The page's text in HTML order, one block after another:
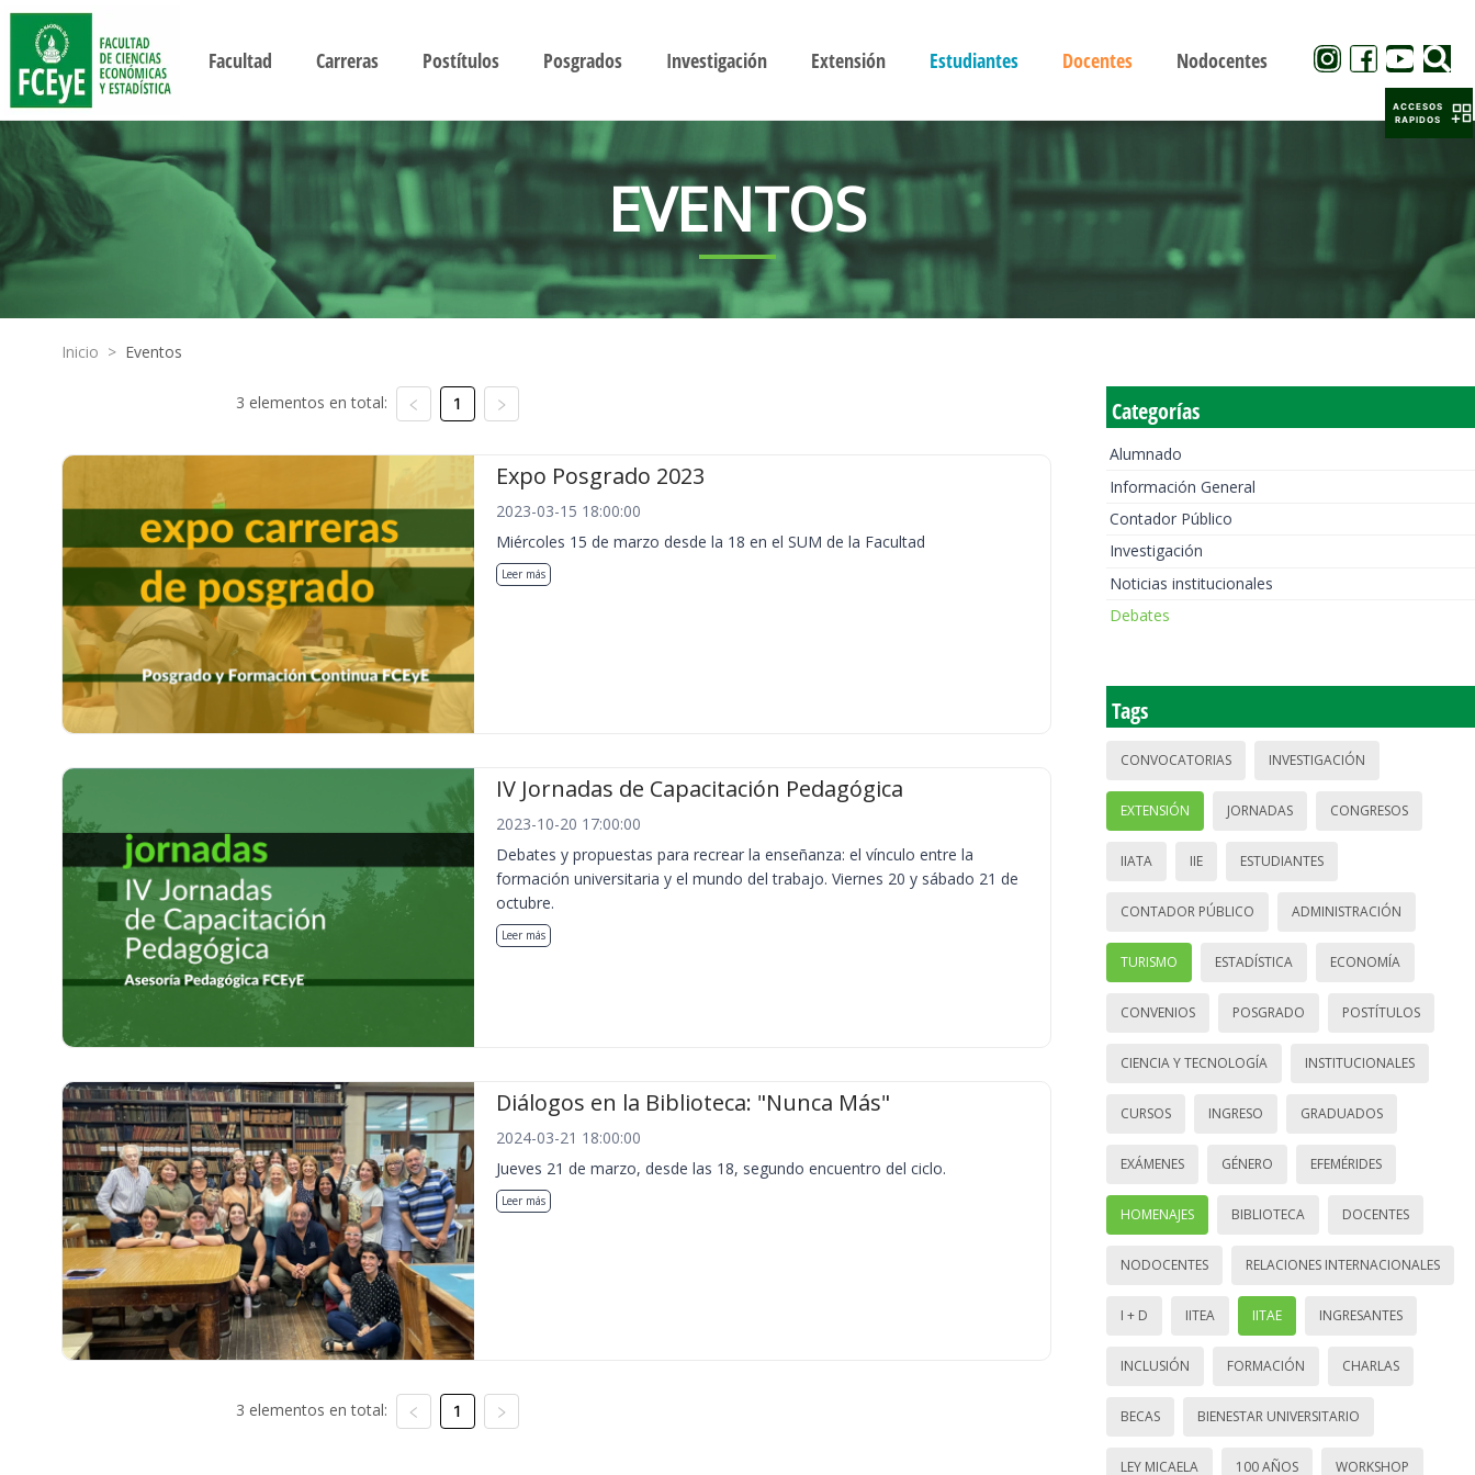
Facultad Carreras Postítulos Posgrados Investigación Extensión Estudiantes Docentes Nodocentes
EVENTOS
Inicio > Eventos
3 elementos en total: 1
Expo Posgrado 2023
2023-03-15 18:00:00
Miércoles 15 de marzo desde la 18 en el SUM de la Facultad
Leer más
IV Jornadas de Capacitación Pedagógica
2023-10-20 17:00:00
Debates y propuestas para recrear la enseñanza: el vínculo entre la
formación universitaria y el mundo del trabajo. Viernes 20 y sábado 21 de
octubre.
Leer más
Diálogos en la Biblioteca: "Nunca Más"
2024-03-21 18:00:00
Jueves 21 de marzo, desde las 18, segundo encuentro del ciclo.
Leer más
3 elementos en total: 1
Categorías
Alumnado
Información General
Contador Público
Investigación
Noticias institucionales
Debates
Tags
CONVOCATORIAS INVESTIGACIÓN
EXTENSIÓN JORNADAS CONGRESOS
IIATA IIE ESTUDIANTES
CONTADOR PÚBLICO ADMINISTRACIÓN
TURISMO ESTADÍSTICA ECONOMÍA
CONVENIOS POSGRADO POSTÍTULOS
CIENCIA Y TECNOLOGÍA INSTITUCIONALES
CURSOS INGRESO GRADUADOS
EXÁMENES GÉNERO EFEMÉRIDES
HOMENAJES BIBLIOTECA DOCENTES
NODOCENTES RELACIONES INTERNACIONALES
I + D IITEA IITAE INGRESANTES
INCLUSIÓN FORMACIÓN CHARLAS
BECAS BIENESTAR UNIVERSITARIO
LEY MICAELA 100 AÑOS WORKSHOP
ACCESOS
RAPIDOS